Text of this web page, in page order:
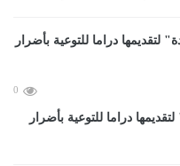
0
دراما للتوعية بأضرار